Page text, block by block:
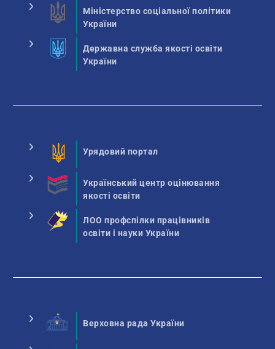
Міністерство соціальної політики
України
Державна служба якості освіти
України
Урядовий портал
Український центр оцінювання
якості освіти
ЛОО профспілки працівників
освіти і науки України
Верховна рада України